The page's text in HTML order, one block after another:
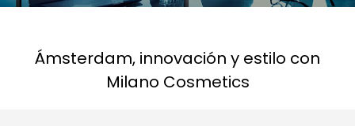
Ámsterdam, innovación y estilo con
Milano Cosmetics